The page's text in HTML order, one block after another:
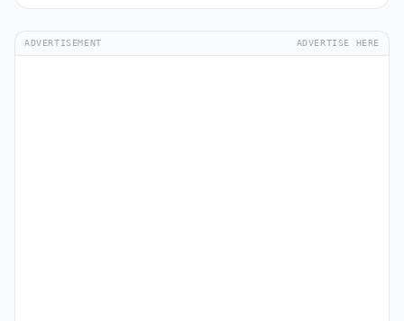
ADVERTISEMENT ADVERTISE HERE